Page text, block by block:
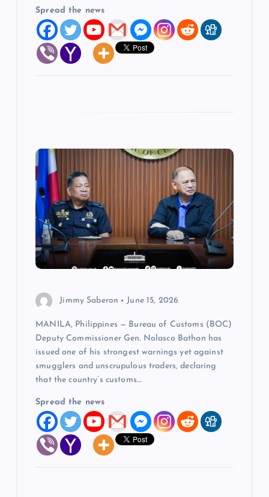
Spread the news
Jimmy Saberon June 15, 2026
MANILA, Philippines — Bureau of Customs (BOC)
Deputy Commissioner Gen. Nolasco Bathan has
issued one of his strongest warnings yet against
smugglers and unscrupulous traders, declaring
that the country’s customs…
Spread the news